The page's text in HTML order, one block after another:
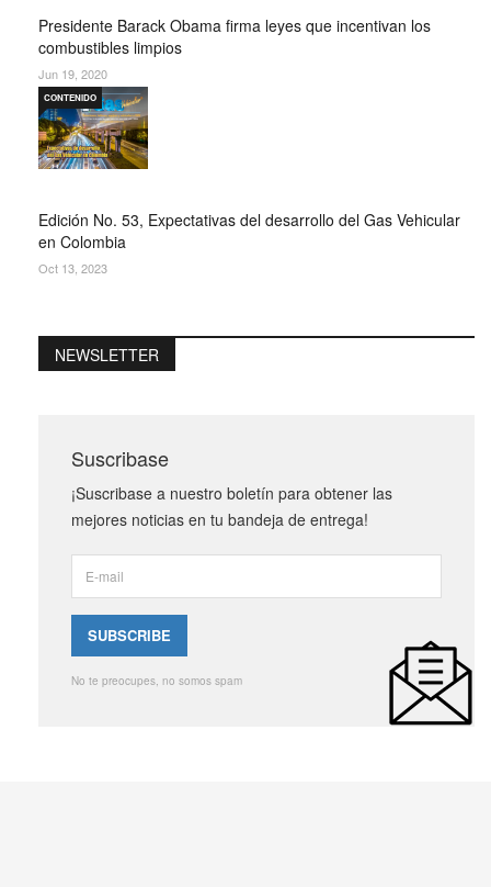
Presidente Barack Obama firma leyes que incentivan los
combustibles limpios
Jun 19, 2020
Edición No. 53, Expectativas del desarrollo del Gas Vehicular
en Colombia
CONTENIDO
Oct 13, 2023
NEWSLETTER
Suscribase
¡Suscribase a nuestro boletín para obtener las
mejores noticias en tu bandeja de entrega!
No te preocupes, no somos spam